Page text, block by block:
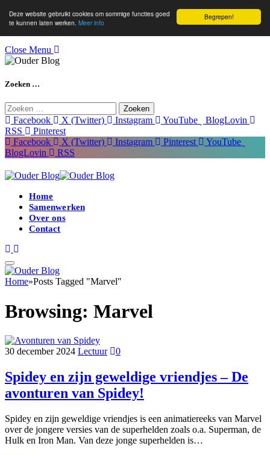
Begrepen!
Deze website gebruikt cookies om sommige functies goed
te kunnen laten werken. Meer info
Close Menu
Zoeken …
Zoeken
naar:Facebook X (Twitter) Instagram YouTube
BlogLovin
RSS
Pinterest
Facebook
X (Twitter) Instagram Pinterest
YouTube
BlogLovin
RSS
Home
Samenwerken
Over ons
Contact
Home»Posts Tagged "Marvel"
Browsing: Marvel
30 december 2024 Lectuur 0
Spidey en zijn geweldige vriendjes – De
avonturen van Spidey!
Spidey en zijn geweldige vriendjes is een animatiereeks van Marvel
over de jongere versies van de superhelden zoals o.a. Superman, de
Hulk en Iron Man. Van deze jonge superhelden is…